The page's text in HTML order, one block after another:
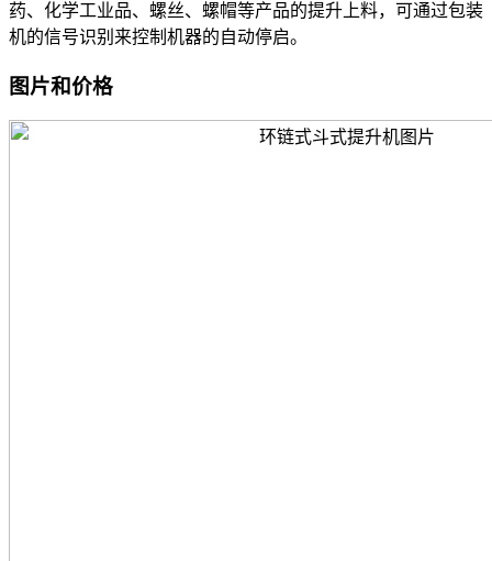
药、化学工业品、螺丝、螺帽等产品的提升上料，可通过包装
机的信号识别来控制机器的自动停启。
图片和价格